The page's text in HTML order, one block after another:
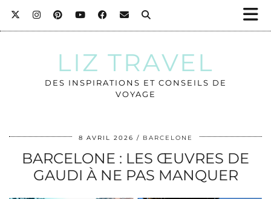
LIZ TRAVEL
DES INSPIRATIONS ET CONSEILS DE
VOYAGE
8 AVRIL 2026 BARCELONE
BARCELONE : LES ŒUVRES DE
GAUDI À NE PAS MANQUER